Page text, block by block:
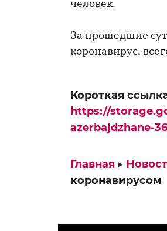
человек.
За прошедшие
коронавирус,
Короткая
https://
azerbajdzhane-
Главная ▸
коронавирусом